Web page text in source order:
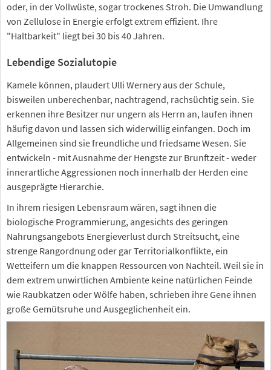
oder, in der Vollwüste, sogar trockenes Stroh. Die Umwandlung
von Zellulose in Energie erfolgt extrem effizient. Ihre
"Haltbarkeit" liegt bei 30 bis 40 Jahren.
Lebendige Sozialutopie
Kamele können, plaudert Ulli Wernery aus der Schule,
bisweilen unberechenbar, nachtragend, rachsüchtig sein. Sie
erkennen ihre Besitzer nur ungern als Herrn an, laufen ihnen
häufig davon und lassen sich widerwillig einfangen. Doch im
Allgemeinen sind sie freundliche und friedsame Wesen. Sie
entwickeln - mit Ausnahme der Hengste zur Brunftzeit - weder
innerartliche Aggressionen noch innerhalb der Herden eine
ausgeprägte Hierarchie.
In ihrem riesigen Lebensraum wären, sagt ihnen die
biologische Programmierung, angesichts des geringen
Nahrungsangebots Energieverlust durch Streitsucht, eine
strenge Rangordnung oder gar Territorialkonflikte, ein
Wetteifern um die knappen Ressourcen von Nachteil. Weil sie in
dem extrem unwirtlichen Ambiente keine natürlichen Feinde
wie Raubkatzen oder Wölfe haben, schrieben ihre Gene ihnen
große Gemütsruhe und Ausgeglichenheit ein.